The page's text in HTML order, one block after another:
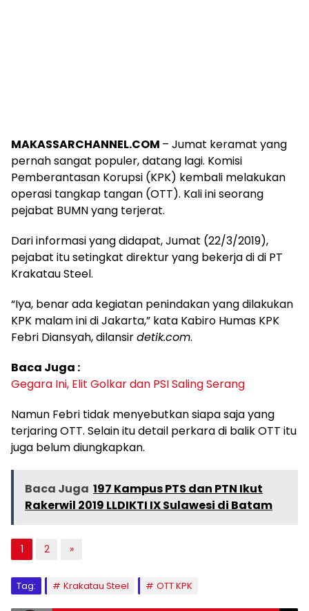
MAKASSARCHANNEL.COM – Jumat keramat yang
pernah sangat populer, datang lagi. Komisi
Pemberantasan Korupsi (KPK) kembali melakukan
operasi tangkap tangan (OTT). Kali ini seorang
pejabat BUMN yang terjerat.
Dari informasi yang didapat, Jumat (22/3/2019),
pejabat itu setingkat direktur yang bekerja di di PT
Krakatau Steel.
“Iya, benar ada kegiatan penindakan yang dilakukan
KPK malam ini di Jakarta,” kata Kabiro Humas KPK
Febri Diansyah, dilansirdetik.com.
Baca Juga :
Gegara Ini, Elit Golkar dan PSI Saling Serang
Namun Febri tidak menyebutkan siapa saja yang
terjaring OTT. Selain itu detail perkara di balik OTT itu
juga belum diungkapkan.
Baca Juga 197 Kampus PTS dan PTN Ikut
Rakerwil 2019 LLDIKTI IX Sulawesi di Batam
1 2 »
Tag: Krakatau Steel OTT KPK